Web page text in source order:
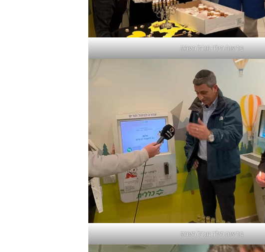
בריאות הילד מגדל העמק
בריאות הילד מגדל העמק